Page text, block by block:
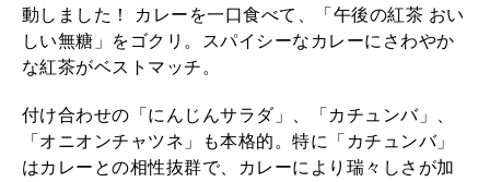
動しました！ カレーを一口食べて、「午後の紅茶 おい
しい無糖」をゴクリ。スパイシーなカレーにさわやか
な紅茶がベストマッチ。
付け合わせの「にんじんサラダ」、「カチュンバ」、
「オニオンチャツネ」も本格的。特に「カチュンバ」
はカレーとの相性抜群で、カレーにより瑞々しさが加